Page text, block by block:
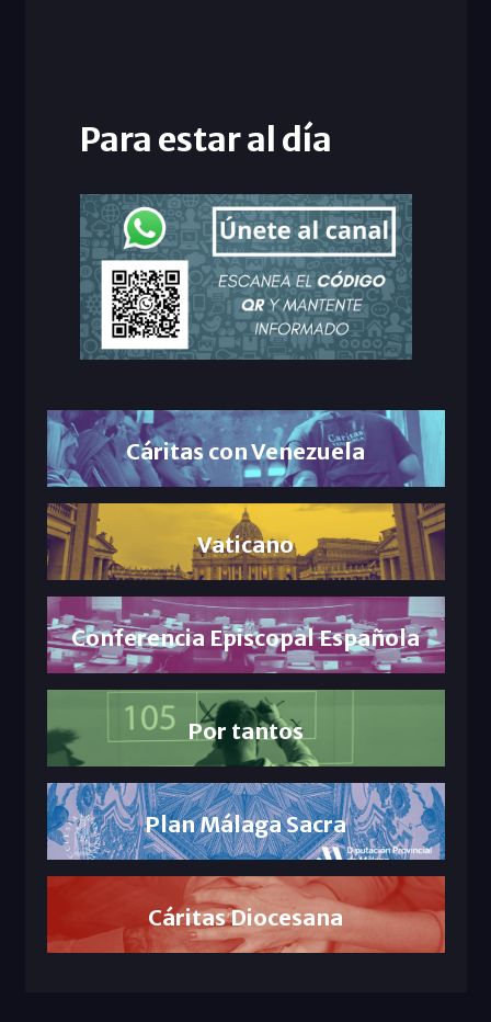
Para estar al día
Cáritas con Venezuela
Vaticano
Conferencia Episcopal Española
Por tantos
Plan Málaga Sacra
Cáritas Diocesana